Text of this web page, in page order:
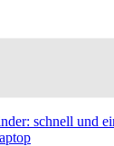
schnell und